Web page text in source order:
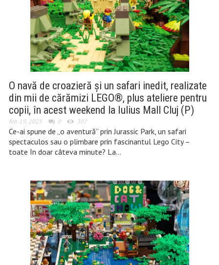
O navă de croazieră și un safari inedit, realizate
din mii de cărămizi LEGO®, plus ateliere pentru
copii, în acest weekend la Iulius Mall Cluj (P)
feb. 19, 2025 0 307
Ce-ai spune de „o aventură” prin Jurassic Park, un safari
spectaculos sau o plimbare prin fascinantul Lego City –
toate în doar câteva minute? La…